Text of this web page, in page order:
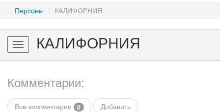
Персоны КАЛИФОРНИЯ
Toggle
navigation
КАЛИФОРНИЯ
Комментарии:
Все комментарии 0 Добавить